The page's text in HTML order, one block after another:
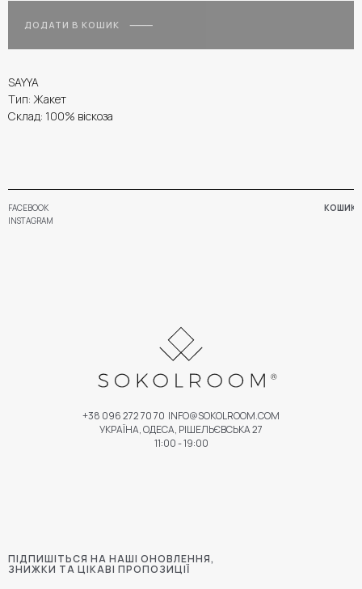
ДОДАТИ В КОШИК
SAYYA
Тип: Жакет
Склад: 100% віскоза
FACEBOOK КОШИК
ПІДПИШІТЬСЯ НА НАШІ ОНОВЛЕННЯ,
ЗНИЖКИ ТА ЦІКАВІ ПРОПОЗИЦІЇ
+38 096 272 70 70 INFO@SOKOLROOM.COM
УКРАЇНА, ОДЕСА, РІШЕЛЬЄВСЬКА 27
11:00 - 19:00
INSTAGRAM